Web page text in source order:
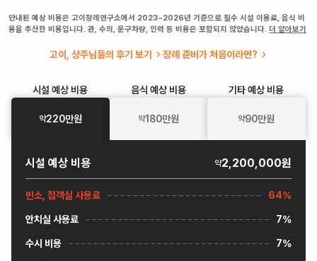
안내된 예상 비용은 고이장례연구소에서 2023~2026년 기준으로 필수 시설 이용료, 음식 비
용을 추산한 비용입니다. 관, 수의, 운구차량, 인력 등 비용은 포함되지 않았습니다. 더 알아보기
고이, 상주님들의 후기 보기 장례 준비가 처음이라면?
시설 예상 비용
약220만원
음식 예상 비용
약180만원
기타예상 비용
약90만원
시설 예상 비용 약2,200,000원
빈소, 접객실 사용료 64%
안치실 사용료 7%
수시 비용 7%